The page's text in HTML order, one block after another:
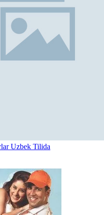
Uzbek Tilida